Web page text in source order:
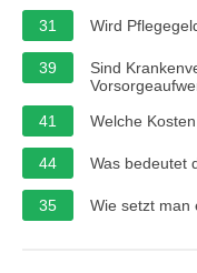
31
Wird
39
Sind
41
Welche
44 Was bedeutet
35 Wie setzt man